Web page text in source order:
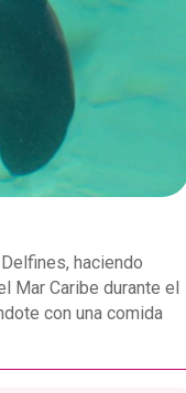
haciendo
Mar Caribe durante el
con una comida